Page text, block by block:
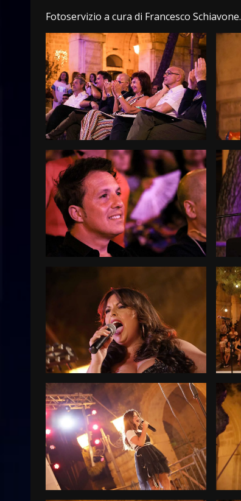
Fotoservizio a cura di Francesco Schiavone.